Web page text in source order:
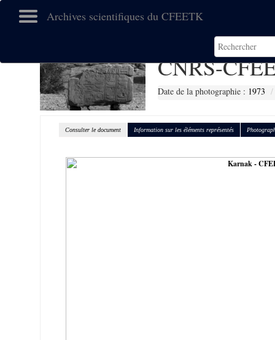
Archives scientifiques du CFEETK
CNRS-
Date de la photographie : 1973
Consulter le document Information sur les éléments représentés